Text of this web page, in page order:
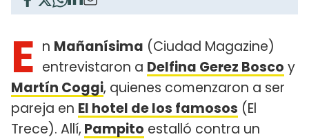
E n Mañanísima (Ciudad Magazine)
entrevistaron a Delfina Gerez Bosco y
Martín Coggi, quienes comenzaron a ser
pareja en El hotel de los famosos (El
Trece). Allí, Pampito estalló contra un